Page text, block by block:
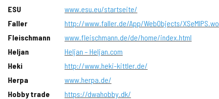
ESU
www.esu.eu/startseite/
Faller
http://www.faller.de/App/WebObjects/
Fleischmann
www.fleischmann.de/de/home/index.html
Heljan
Heljan – Heljan.com
Heki
http://www.heki-kittler.de/
Herpa
www.herpa.de/
Hobby trade
https://dwahobby.dk/